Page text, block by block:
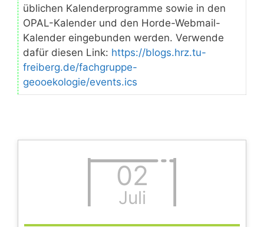
üblichen Kalenderprogramme sowie in den
OPAL-Kalender und den Horde-Webmail-
Kalender eingebunden werden. Verwende
dafür diesen Link: https://blogs.hrz.tu-
freiberg.de/fachgruppe-
geooekologie/events.ics
02
Juli